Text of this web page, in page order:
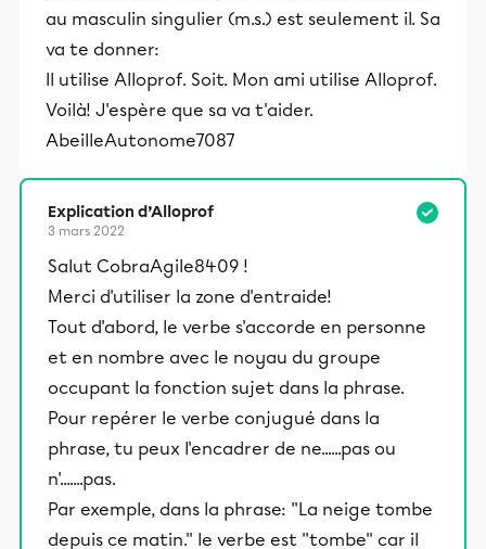
au masculin singulier (m.s.) est seulement il. Sa
va te donner:
Il utilise Alloprof. Soit. Mon ami utilise Alloprof.
Voilà! J'espère que sa va t'aider.
AbeilleAutonome7087
Explication d’Alloprof
3 mars 2022
Salut CobraAgile8409 !
Merci d'utiliser la zone d'entraide!
Tout d'abord, le verbe s'accorde en personne
et en nombre avec le noyau du groupe
occupant la fonction sujet dans la phrase.
Pour repérer le verbe conjugué dans la
phrase, tu peux l'encadrer de ne......pas ou
n'.......pas.
Par exemple, dans la phrase: ''La neige tombe
depuis ce matin.'' le verbe est ''tombe'' car il